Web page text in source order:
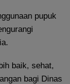
pupuk
baik, sehat,
bagi Dinas